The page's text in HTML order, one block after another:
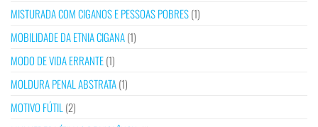
MISTURADA COM CIGANOS E PESSOAS POBRES(1)
MOBILIDADE DA ETNIA CIGANA(1)
MODO DE VIDA ERRANTE(1)
MOLDURA PENAL ABSTRATA(1)
MOTIVO FÚTIL (2)